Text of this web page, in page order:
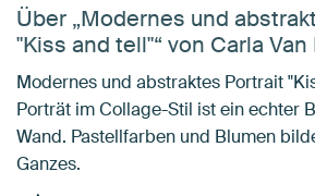
Über „Modernes und
"Kiss and tell"“ von Carla Van
Modernes und abstraktes Portrait
Porträt im Collage-Stil ist ein echter
Wand. Pastellfarben und Blumen
Ganzes.